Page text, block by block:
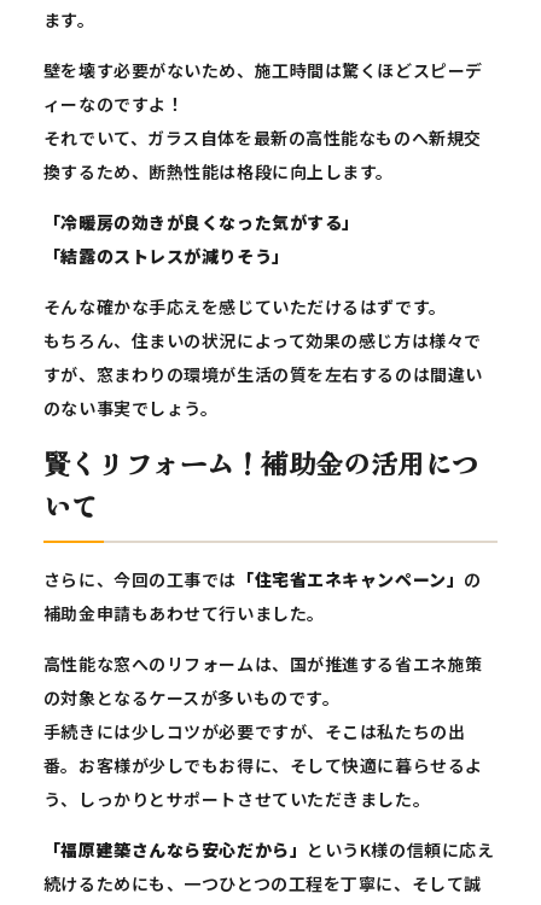
ます。
壁を壊す必要がないため、施工時間は驚くほどスピーデ
ィーなのですよ！
それでいて、ガラス自体を最新の高性能なものへ新規交
換するため、断熱性能は格段に向上します。
「冷暖房の効きが良くなった気がする」
「結露のストレスが減りそう」
そんな確かな手応えを感じていただけるはずです。
もちろん、住まいの状況によって効果の感じ方は様々で
すが、窓まわりの環境が生活の質を左右するのは間違い
のない事実でしょう。
賢くリフォーム！補助金の活用につ
いて
さらに、今回の工事では 「住宅省エネキャンペーン」 の
補助金申請もあわせて行いました。
高性能な窓へのリフォームは、国が推進する省エネ施策
の対象となるケースが多いものです。
手続きには少しコツが必要ですが、そこは私たちの出
番。お客様が少しでもお得に、そして快適に暮らせるよ
う、しっかりとサポートさせていただきました。
「福原建築さんなら安心だから」 というK様の信頼に応え
続けるためにも、一つひとつの工程を丁寧に、そして誠